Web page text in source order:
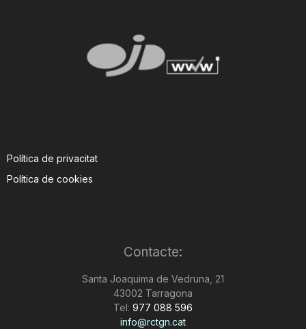
Política de privacitat
Política de cookies
Contacte:
Santa Joaquima de Vedruna, 21
43002 Tarragona
Tel: 977 088 596
info@rctgn.cat